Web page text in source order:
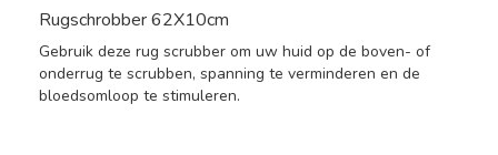
Rugschrobber 62X10cm
Gebruik deze rug scrubber om uw huid op de boven- of
onderrug te scrubben, spanning te verminderen en de
bloedsomloop te stimuleren.